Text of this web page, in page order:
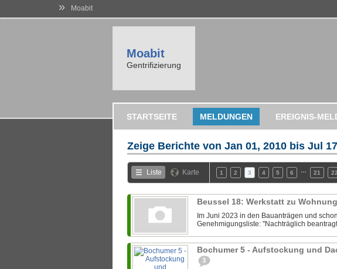
» Moabit
Moabit
Gentrifizierung
STARTSEITE MELDUNGEN EREIGNIS-
Zeige Berichte von Jan 01, 2010 bis Jul
Liste Karte 1 2 3 4 5 6 21 22
Beussel 18: Werkstatt zu Wohnung
Im Juni 2023 in den Bauanträgen und
Genehmigungsliste: "Nachträglich
Bochumer 5 - Aufstockung und
3